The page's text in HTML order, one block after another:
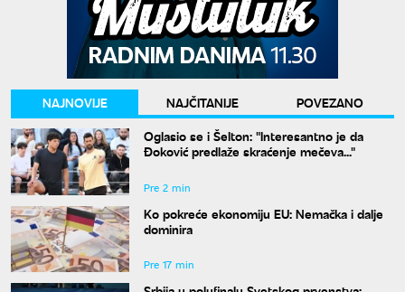
NAJNOVIJE NAJČITANIJE
POVEZANO
Oglasio se i Šelton: "Interesantno je da
Đoković predlaže skraćenje mečeva..."
Pre 2 min
Ko pokreće ekonomiju EU: Nemačka i dalje
dominira
Pre 17 min